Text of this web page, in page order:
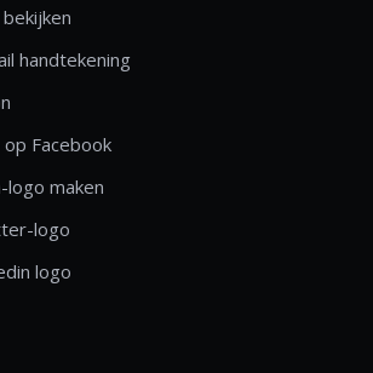
handtekening
Facebook
logo maken
logo
logo